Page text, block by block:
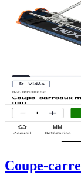
Coupe-